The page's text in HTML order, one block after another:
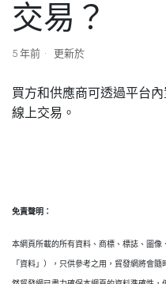
交易？
5 年前 更新於
買方和供應商可透過平台
線上交易。
免責聲明：
本網頁所載的所有資料、商標、標誌、圖
「資料」），只供參考之用，貿發網將會